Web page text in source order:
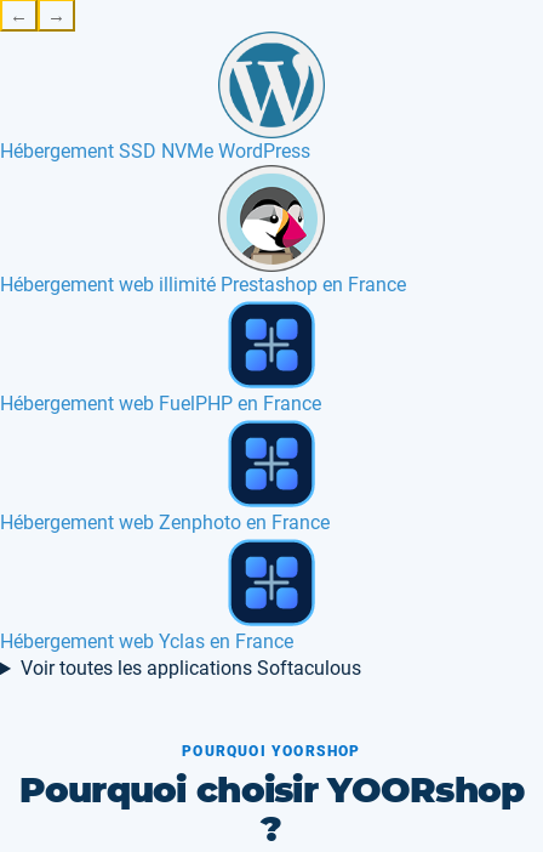
← →
Hébergement SSD NVMe WordPress
Hébergement web illimité Prestashop en France
Comment installer et utiliser GIT
Hébergement web Quick Cart en France
Hébergement web Pluck en France
Voir toutes les applications Softaculous
POURQUOI YOORSHOP
Pourquoi choisir YOORshop
?